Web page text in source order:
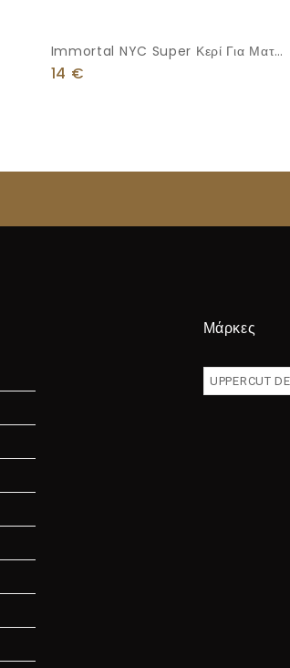
Immortal NYC Super Κερί Για Ματ
Αποτέλεσμα 100ml
14 €
Μάρκες